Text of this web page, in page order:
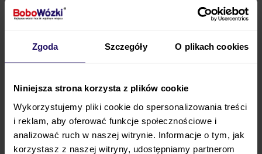
Zgoda Szczegóły O plikach cookies
Niniejsza strona korzysta z plików cookie
Wykorzystujemy pliki cookie do spersonalizowania treści
i reklam, aby oferować funkcje społecznościowe i
analizować ruch w naszej witrynie. Informacje o tym, jak
korzystasz z naszej witryny, udostępniamy partnerom
teleskopowa prowadnica
(w najnowszych modelach
chroniona przed otarciami odbojnikami). Szybkie
zatrzymanie umożliwia hamulec na oba tylne koła wózka.
akcesoriów, które producent dołącza do wózków (bądź
które można dokupić, zależnie od modelu). Są to m.in.:
pokrowiec na nogi,
uchwyt na kubek,
moskitiera,
torba do kosza wózka,
przewijak,
adaptery podwyższające gondolę,
adaptery do fotelika samochodowego.